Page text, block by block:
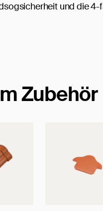
und die
Zubehör